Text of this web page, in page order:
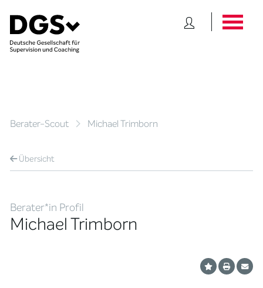
Berater-Scout Michael Trimborn
Übersicht
Berater*in Profil
Michael Trimborn